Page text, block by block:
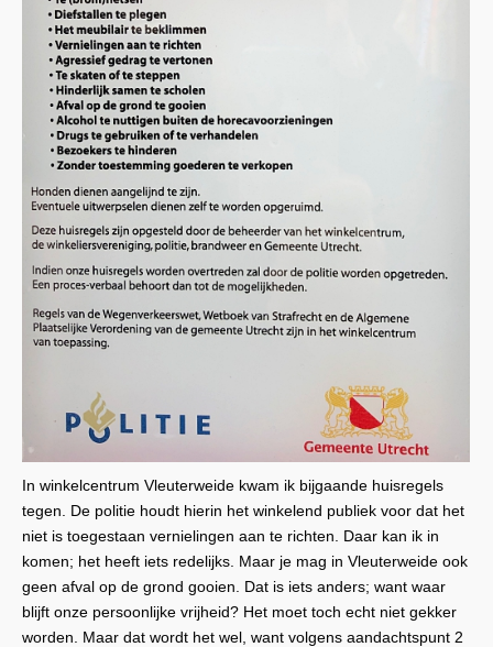
In winkelcentrum Vleuterweide kwam ik bijgaande huisregels
tegen. De politie houdt hierin het winkelend publiek voor dat het
niet is toegestaan vernielingen aan te richten. Daar kan ik in
komen; het heeft iets redelijks. Maar je mag in Vleuterweide ook
geen afval op de grond gooien. Dat is iets anders; want waar
blijft onze persoonlijke vrijheid? Het moet toch echt niet gekker
worden. Maar dat wordt het wel, want volgens aandachtspunt 2